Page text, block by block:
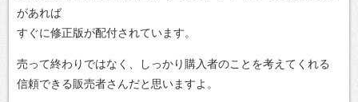
があれば
すぐに修正版が配付されています。
売って終わりではなく、しっかり購入者のことを考えてくれる
信頼できる販売者さんだと思いますよ。